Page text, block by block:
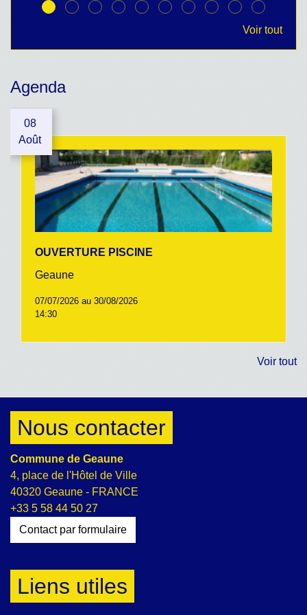
Voir tout
Agenda
08
Août
OUVERTURE PISCINE
Geaune
07/07/2026 au 30/08/2026
14:30
Voir tout
Nous contacter
Commune de Geaune
4, place de l'Hôtel de Ville
40320 Geaune - FRANCE
+33 5 58 44 50 27
Contact par formulaire
Liens utiles